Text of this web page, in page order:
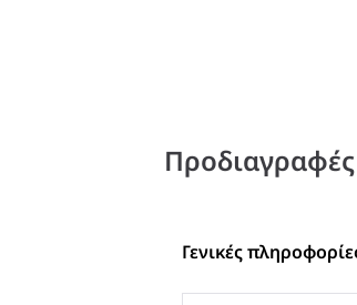
Προδιαγραφές
Γενικές